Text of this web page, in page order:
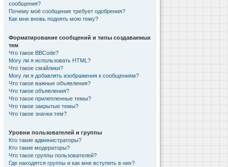
сообщения?
Почему моё сообщение требует одобрения?
Как мне вновь поднять мою тему?
Форматирование сообщений и типы создаваемых
тем
Что такое BBCode?
Могу ли я использовать HTML?
Что такое смайлики?
Могу ли я добавлять изображения к сообщениям?
Что такое важные объявления?
Что такое объявления?
Что такое прилепленные темы?
Что такое закрытые темы?
Что такое значки тем?
Уровни пользователей и группы
Кто такие администраторы?
Кто такие модераторы?
Что такое группы пользователей?
Где находятся группы и как мне вступить в них?